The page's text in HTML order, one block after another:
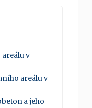
v
areálu v
a jeho